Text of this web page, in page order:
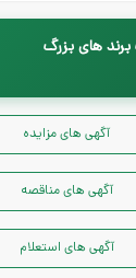
های بزرگ
آگهی های مزایده
آگهی های مناقصه
آگهی های استعلام